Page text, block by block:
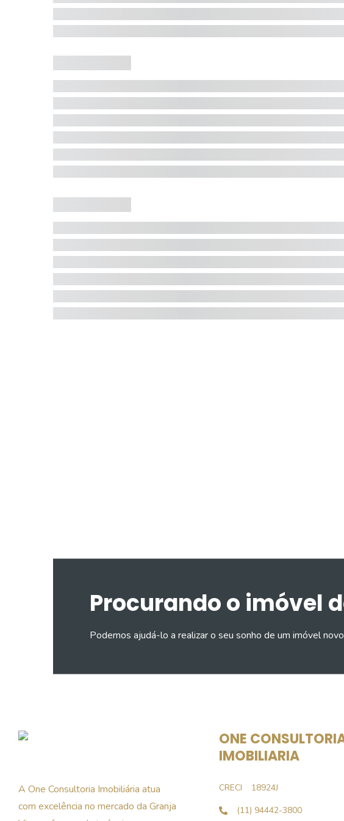
Procurando o imóvel
Podemos ajudá-lo a realizar o seu sonho de um imóvel novo
A One Consultoria Imobiliária atua
com excelência no mercado da Granja
ONE
IMOBILIARIA
CRECI
18924J
(11) 94442-3800